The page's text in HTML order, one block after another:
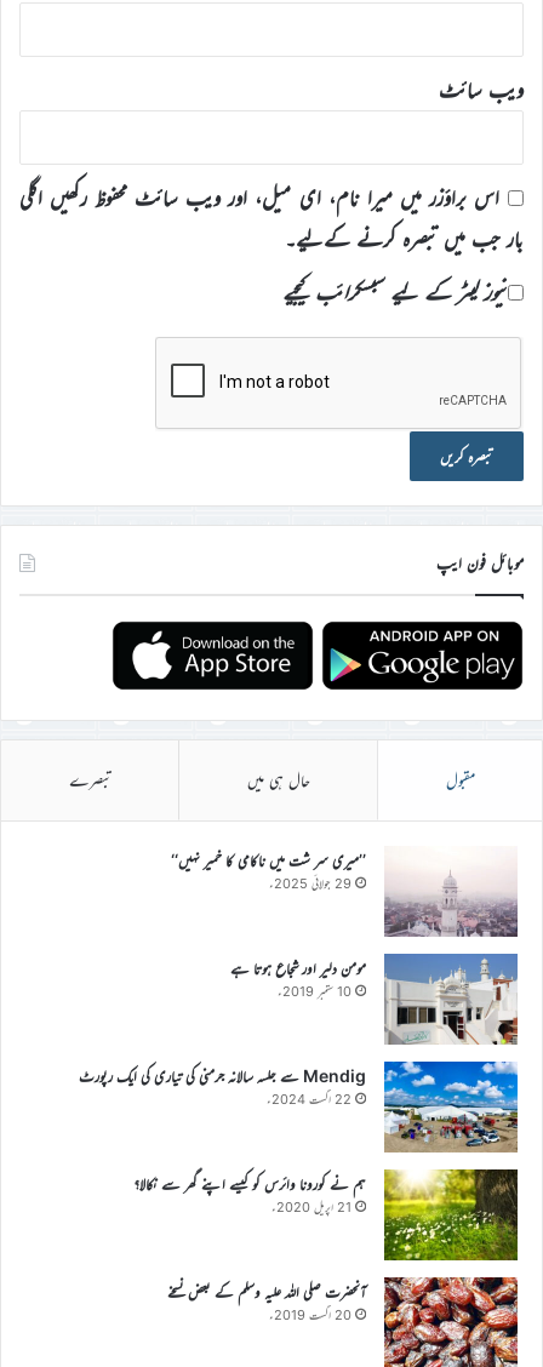
ویب‌ سائٹ
اس براؤزر میں میرا نام، ای میل، اور ویب سائٹ محفوظ رکھیں اگلی
بار جب میں تبصرہ کرنے کےلیے۔
نیوز لیٹر کے لیے سبسکرائب کیجیے
موبائل فون ایپ
مقبول حال ہی میں تبصرے
’’میری سر شت میں ناکامی کا خمیر نہیں‘‘
29 جولائی 2025ء
مومن دلیر اور شجاع ہوتا ہے
10 ستمبر 2019ء
Mendig سے جلسہ سالانہ جرمنی کی تیاری کی ایک رپورٹ
22 اگست 2024ء
ہم نے کورونا وائرس کو کیسے اپنے گھر سے نکالا؟
21 اپریل 2020ء
آنحضرت صلی اللہ علیہ وسلم کے بعض نسخے
20 اگست 2019ء